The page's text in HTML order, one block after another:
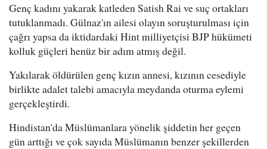
Genç kadını yakarak katleden Satish Rai ve suç ortakları
tutuklanmadı. Gülnaz'ın ailesi olayın soruşturulması için
çağrı yapsa da iktidardaki Hint milliyetçisi BJP hükümeti
kolluk güçleri henüz bir adım atmış değil.
Yakılarak öldürülen genç kızın annesi, kızının cesediyle
birlikte adalet talebi amacıyla meydanda oturma eylemi
gerçekleştirdi.
Hindistan'da Müslümanlara yönelik şiddetin her geçen
gün arttığı ve çok sayıda Müslümanın benzer şekillerden